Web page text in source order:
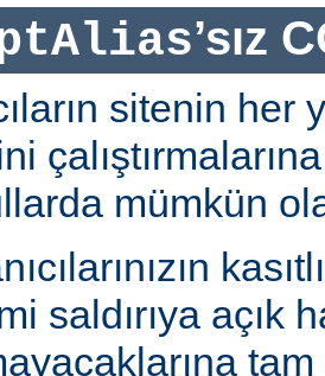
’sız
sitenin her
mümkün
saldırıya açık